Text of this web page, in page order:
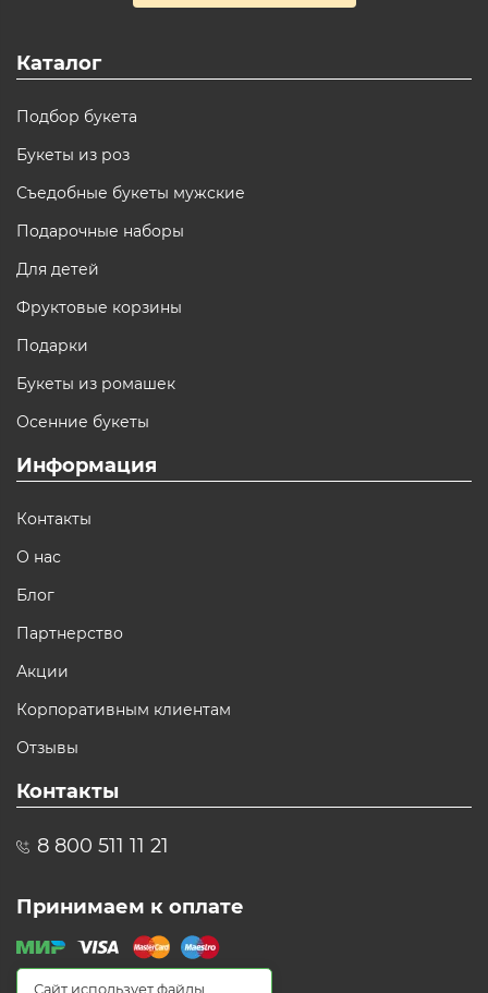
Каталог
Подбор букета
Букеты из роз
Съедобные букеты мужские
Подарочные наборы
Для детей
Фруктовые корзины
Подарки
Букеты из ромашек
Осенние букеты
Информация
Контакты
О нас
Блог
Партнерство
Акции
Корпоративным клиентам
Отзывы
Контакты
8 800 511 11 21
Принимаем к оплате
Сайт использует файлы